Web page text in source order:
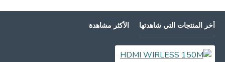
أخر المنتجات التي شاهدتها الأكثر مشاهدة